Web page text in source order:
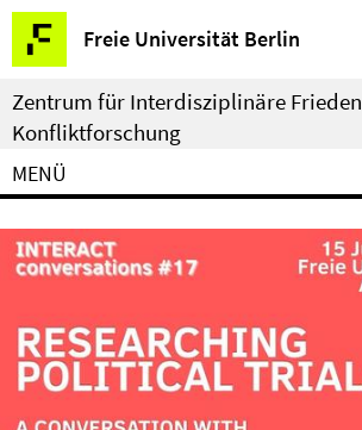
Springe
direkt
zu
Inhalt
Freie Universität Berlin
Service-
Navigation
Zentrum für Interdisziplinäre
Konfliktforschung
MENÜ